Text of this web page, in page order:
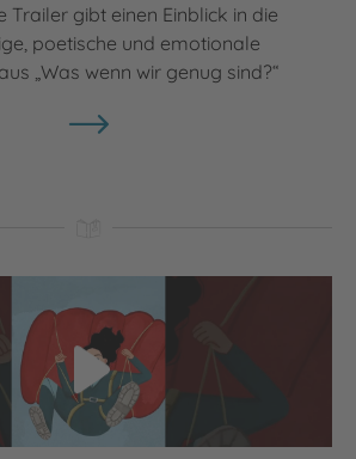
Trailer gibt einen Einblick in die
poetische und emotionale
„Was wenn wir genug sind?“